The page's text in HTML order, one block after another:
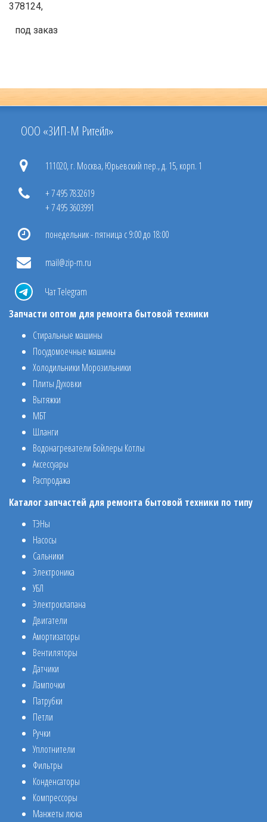
378124,
под заказ
ООО «ЗИП-М Ритейл»
111020, г. Москва, Юрьевский пер., д. 15, корп. 1
+ 7 495 7832619
+ 7 495 3603991
понедельник - пятница с 9:00 до 18:00
mail@zip-m.ru
Чат Telegram
Запчасти оптом для ремонта бытовой техники
Стиральные машины
Посудомоечные машины
Холодильники Морозильники
Плиты Духовки
Вытяжки
МБТ
Шланги
Водонагреватели Бойлеры Котлы
Аксессуары
Распродажа
Каталог запчастей для ремонта бытовой техники по типу
ТЭНы
Насосы
Сальники
Электроника
УБЛ
Электроклапана
Двигатели
Амортизаторы
Вентиляторы
Датчики
Лампочки
Патрубки
Петли
Ручки
Уплотнители
Фильтры
Конденсаторы
Компрессоры
Манжеты люка